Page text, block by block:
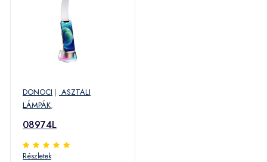
DONOCI | ASZTALI
LÁMPÁK,
08974L
Részletek